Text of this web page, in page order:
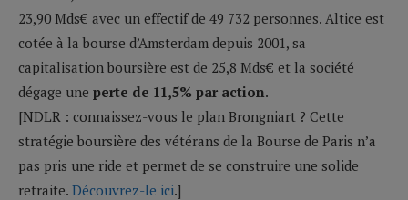
23,90 Mds€ avec un effectif de 49 732 personnes. Altice est
cotée à la bourse d’Amsterdam depuis 2001, sa
capitalisation boursière est de 25,8 Mds€ et la société
dégage une perte de 11,5% par action.
[NDLR : connaissez-vous le plan Brongniart ? Cette
stratégie boursière des vétérans de la Bourse de Paris n’a
pas pris une ride et permet de se construire une solide
retraite. Découvrez-le ici.]